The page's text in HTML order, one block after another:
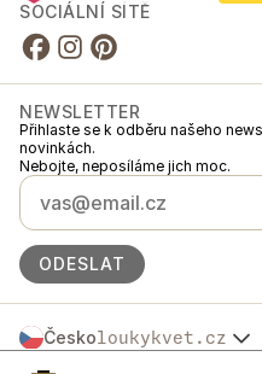
SOCIÁLNÍ SÍTĚ
NEWSLETTER
Přihlaste se k odběru našeho
novinkách.
Nebojte, neposíláme jich moc.
ODESLAT
Českoloukykvet.cz